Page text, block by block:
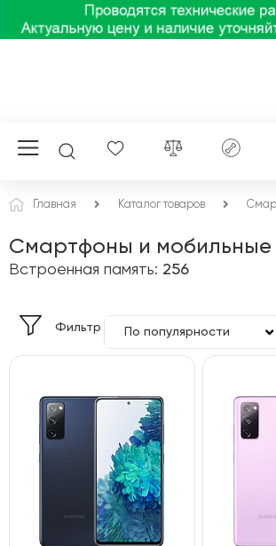
Главная Каталог товаров
Смартфоны и мобильные
Встроенная память: 256
Фильтр
По алфавиту
По популярности